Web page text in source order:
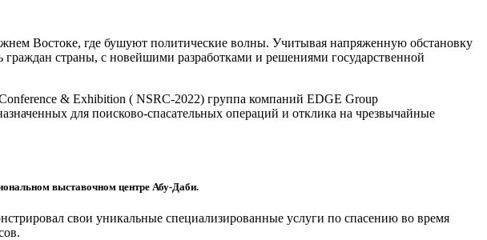
Востоке, где бушуют политические волны. Учитывая напряженную обстановку
страны, с новейшими разработками и решениями государственной
& Exhibition ( NSRC-2022) группа компаний EDGE Group
для поисково-спасательных операций и отклика на чрезвычайные
выставочном центре Абу-Даби.
свои уникальные специализированные услуги по спасению во время